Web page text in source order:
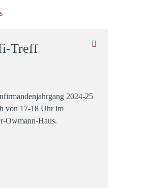
Treff
2024-25
von 17-18 Uhr im
Owmann-Haus.